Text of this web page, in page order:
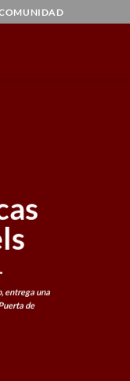
COMUNIDAD
entrega una
de